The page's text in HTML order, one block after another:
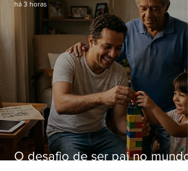
O desafio de ser pai no mundo
há 3 horas